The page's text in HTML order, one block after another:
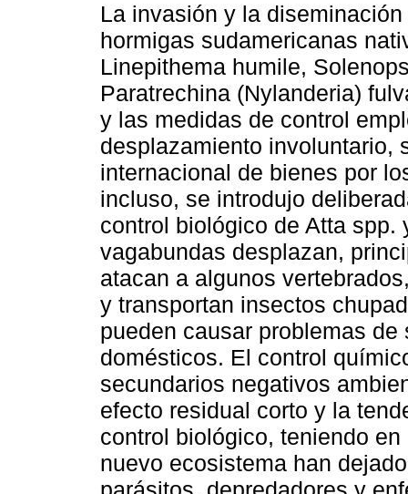
La invasión y la
hormigas sudamericanas
Linepithema humile,
Paratrechina (Nylanderia)
y las medidas de control
desplazamiento involuntario,
internacional de bienes por
incluso, se introdujo
control biológico de Atta
vagabundas desplazan,
atacan a algunos
y transportan insectos
pueden causar problemas
domésticos. El control
secundarios negativos
efecto residual corto y la
control biológico, teniendo
nuevo ecosistema han